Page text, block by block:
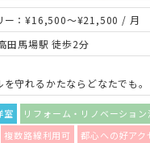
ー：¥16,500～¥21,500 / 月
田馬場駅 徒歩2分
守れるかたならどなたでも。
室 リフォーム・リノベーション
複数路線利用可
都心への好アク